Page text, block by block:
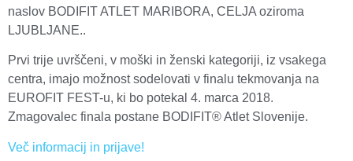
naslov BODIFIT ATLET MARIBORA, CELJA oziroma
LJUBLJANE..
Prvi trije uvrščeni, v moški in ženski kategoriji, iz vsakega
centra, imajo možnost sodelovati v finalu tekmovanja na
EUROFIT FEST-u, ki bo potekal 4. marca 2018.
Zmagovalec finala postane BODIFIT® Atlet Slovenije.
Več informacij in prijave!